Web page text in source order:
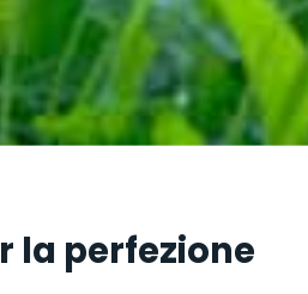
la perfezione